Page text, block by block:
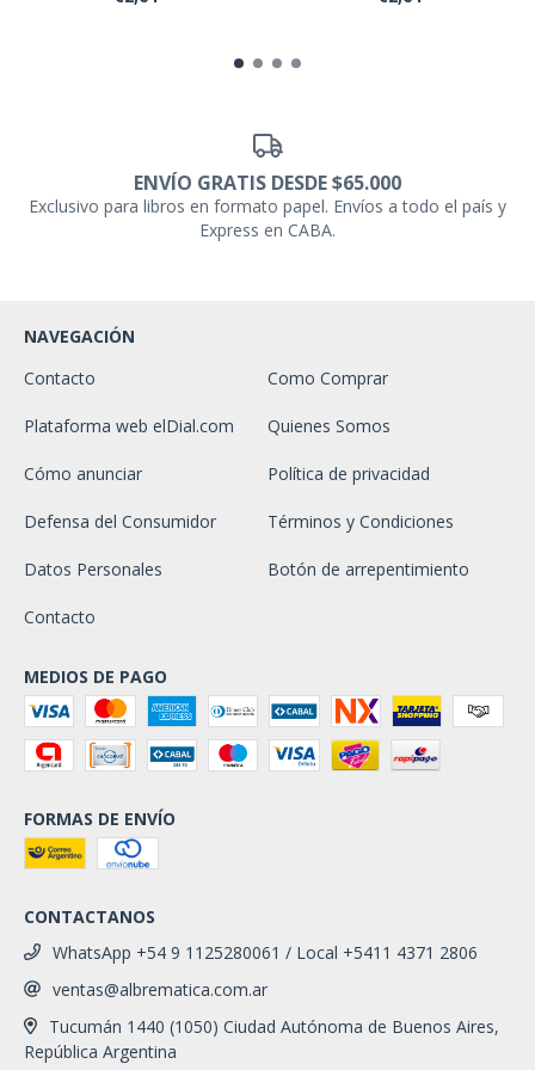
ENVÍO GRATIS DESDE $65.000
Exclusivo para libros en formato papel. Envíos a todo el país y
Express en CABA.
NAVEGACIÓN
Contacto
Como Comprar
Plataforma web elDial.com Quienes Somos
Cómo anunciar Política de privacidad
Defensa del Consumidor Términos y Condiciones
Datos Personales Botón de arrepentimiento
Contacto
MEDIOS DE PAGO
FORMAS DE ENVÍO
CONTACTANOS
WhatsApp +54 9 1125280061 / Local +5411 4371 2806
ventas@albrematica.com.ar
Tucumán 1440 (1050) Ciudad Autónoma de Buenos Aires,
República Argentina